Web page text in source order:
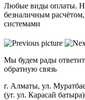
Любые виды оплаты.
безналичным
системами
Мы будем рады
обратную связь
г. Алматы, ул.
(уг. ул. Карасай батыра)